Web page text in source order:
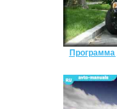
Программа